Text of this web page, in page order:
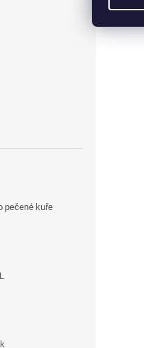
pečené kuře
Na